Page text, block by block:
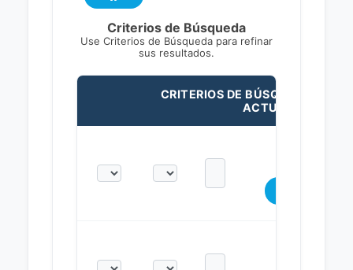
Criterios de Búsqueda
Use Criterios de Búsqueda para refinar
sus resultados.
CRITERIOS DE BÚSQUEDA
ACTUALES: